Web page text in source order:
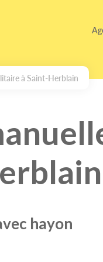
à Saint-Herblain
hayon